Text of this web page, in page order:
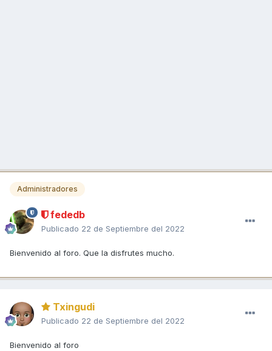
Administradores
fededb
Publicado 22 de Septiembre del 2022
Bienvenido al foro. Que la disfrutes mucho.
Txingudi
Publicado 22 de Septiembre del 2022
Bienvenido al foro